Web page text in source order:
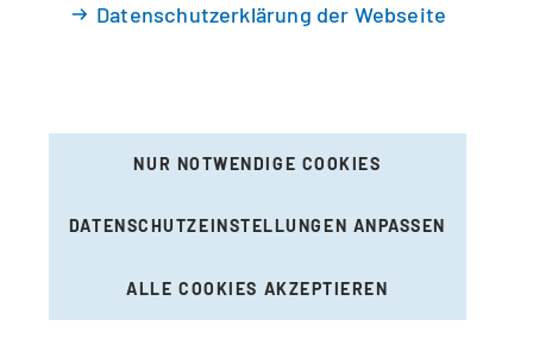
Datenschutzerklärung der Webseite
NUR NOTWENDIGE COOKIES
DATENSCHUTZEINSTELLUNGEN ANPASSEN
ALLE COOKIES AKZEPTIEREN